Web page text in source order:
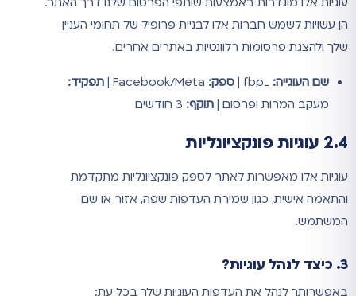
הן עשויות לשמש חברות אלו לבניית פרופיל של תחומי העניין
שלך ולהצגת פרסומות רלוונטיות באתרים אחרים.
שם העוגייה: _fbp | ספק:
תפקיד:
מעקב המרות ופרסום | תוקף:
2.4 עוגיות פונקציונליות
עוגיות אלו מאפשרות לאתר לספק פונקציונליות מתקדמת
והתאמה אישית, כגון שמירת העדפות שפה, אזור או שם
המשתמש.
3. כיצד לנהל עוגיות?
באפשרותך לנהל את העדפות העוגיות שלך בכל עת: